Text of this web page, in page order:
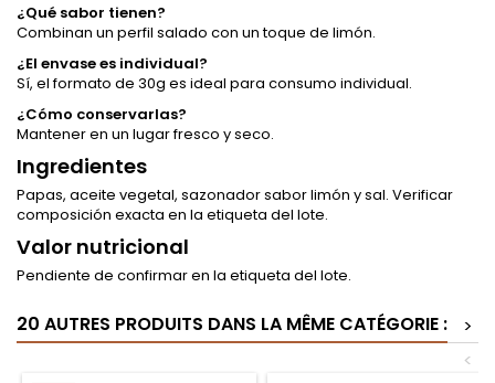
¿Qué sabor tienen?
Combinan un perfil salado con un toque de limón.
¿El envase es individual?
Sí, el formato de 30g es ideal para consumo individual.
¿Cómo conservarlas?
Mantener en un lugar fresco y seco.
Ingredientes
Papas, aceite vegetal, sazonador sabor limón y sal. Verificar
composición exacta en la etiqueta del lote.
Valor nutricional
Pendiente de confirmar en la etiqueta del lote.
20 AUTRES PRODUITS DANS LA MÊME CATÉGORIE :
>
<